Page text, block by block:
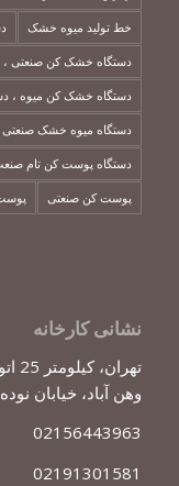
خط تولید میوه خشک
دستگاه خشک کن صنعتی
دستگاه خشک کن میوه ،
دستگاه میوه خشک صنعتی
دستگاه پوست کن تام
پوست کن صنعتی
نشانی کارخانه
وهن آباد، خیابان نوده
02156443963
02191301581